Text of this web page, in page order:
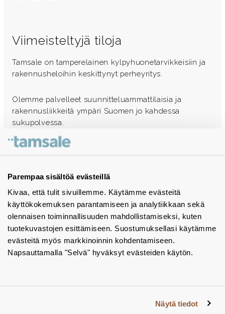
Parempaa sisältöä evästeillä
Kivaa, että tulit sivuillemme. Käytämme evästeitä
käyttökokemuksen parantamiseen ja analytiikkaan sekä
olennaisen toiminnallisuuden mahdollistamiseksi, kuten
tuotekuvastojen esittämiseen. Suostumuksellasi käytämme
evästeitä myös markkinoinnin kohdentamiseen.
Napsauttamalla "Selvä" hyväksyt evästeiden käytön.
Näytä tiedot
Viimeisteltyjä tiloja
Tamsale on tamperelainen kylpyhuonetarvikkeisiin ja
rakennusheloihin keskittynyt perheyritys.
Olemme palvelleet suunnitteluammattilaisia ja
rakennusliikkeitä ympäri Suomen jo kahdessa
sukupolvessa.
Ota yhteyttä - autamme mielellämme
Tuotekuvastot
Instagram
BIM-objektit
Yhteystiedot
Tiedotteet